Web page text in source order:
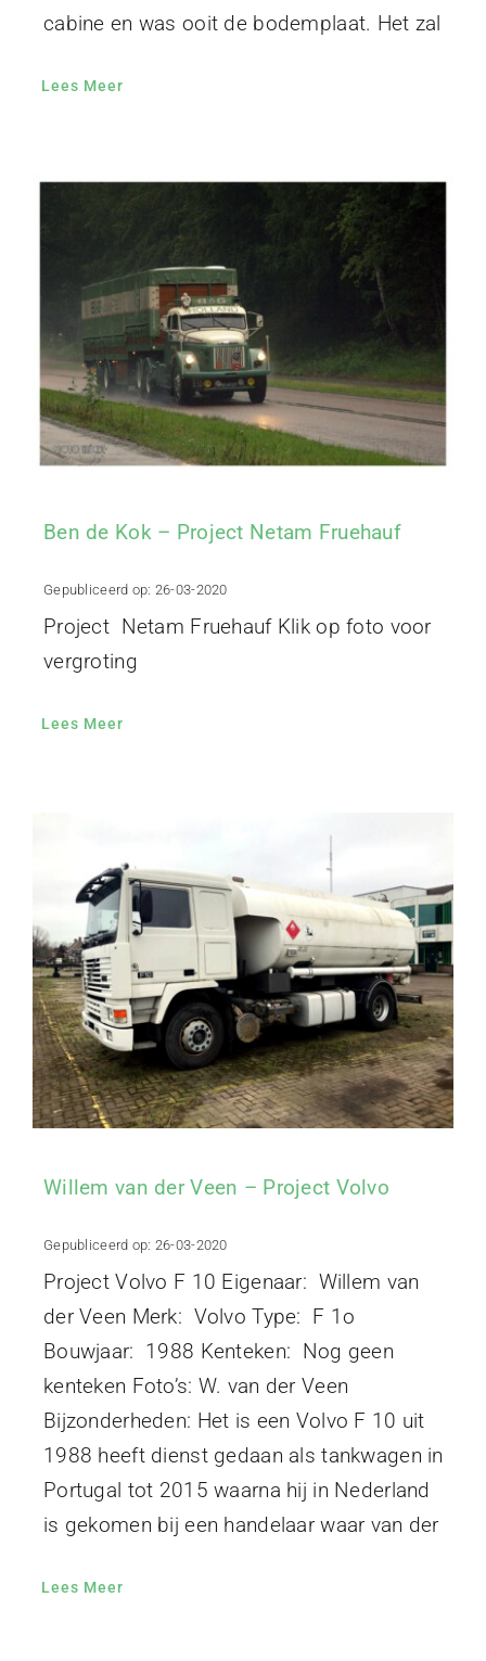
cabine en was ooit de bodemplaat. Het zal
Lees Meer
Ben de Kok – Project Netam Fruehauf
Gepubliceerd op: 26-03-2020
Project Netam Fruehauf Klik op foto voor
vergroting
Lees Meer
Willem van der Veen – Project Volvo
Gepubliceerd op: 26-03-2020
Project Volvo F 10 Eigenaar: Willem van
der Veen Merk: Volvo Type: F 1o
Bouwjaar: 1988 Kenteken: Nog geen
kenteken Foto’s: W. van der Veen
Bijzonderheden: Het is een Volvo F 10 uit
1988 heeft dienst gedaan als tankwagen in
Portugal tot 2015 waarna hij in Nederland
is gekomen bij een handelaar waar van der
Lees Meer